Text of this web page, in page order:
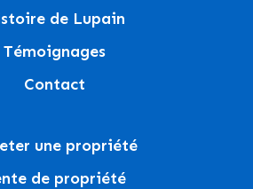
de Lupain
Témoignages
Contact
une propriété
de propriété